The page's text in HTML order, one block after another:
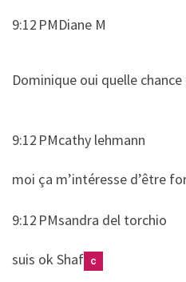
9:12 PMDiane M
​​Dominique oui quelle chance
9:12 PMcathy lehmann
​​moi ça m’intéresse d’être
9:12 PMsandra del torchio
​​suis ok Shaf